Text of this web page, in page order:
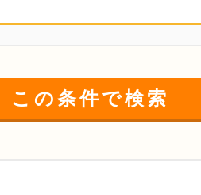
この条件で検索